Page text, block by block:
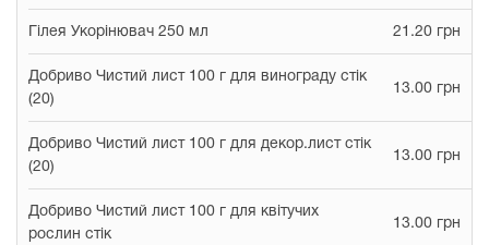
Гілея Укорінювач 250 мл 21.20 грн
Добриво Чистий лист 100 г для винограду стік
(20)
13.00 грн
Добриво Чистий лист 100 г для декор.лист стік
(20)
13.00 грн
Добриво Чистий лист 100 г для квітучих
рослин стік
13.00 грн